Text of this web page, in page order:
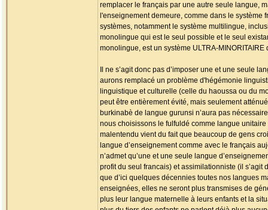
remplacer le français par une autre seule langue,
l'enseignement demeure, comme dans le
systèmes, notamment le système multilingue,
monolingue qui est le seul possible et le seul
monolingue, est un système ULTRA-MINORITAIRE
Il ne s’agit donc pas d’imposer une et une seule
aurons remplacé un problème d'hégémonie
linguistique et culturelle (celle du haoussa ou du
peut être entièrement évité, mais seulement
burkinabè de langue gurunsi n’aura pas
nous choisissons le fulfuldé comme langue
malentendu vient du fait que beaucoup de gens
langue d’enseignement comme avec le français
n’admet qu’une et une seule langue
profit du seul francais) et assimilationniste (il
que d’ici quelques décennies toutes nos langues
enseignées, elles ne seront plus transmises de
plus leur langue maternelle à leurs enfants et la